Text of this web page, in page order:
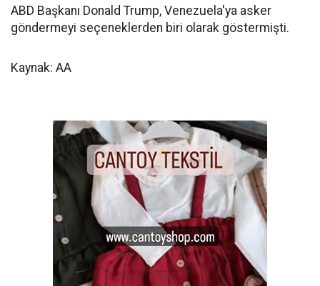
ABD Başkanı Donald Trump, Venezuela'ya asker
göndermeyi seçeneklerden biri olarak göstermişti.
Kaynak: AA